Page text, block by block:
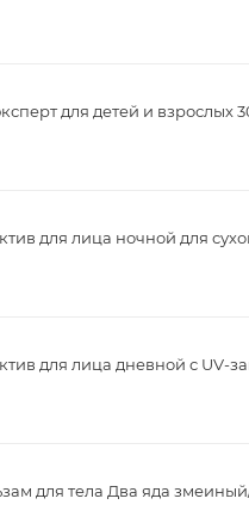
для детей и взрослых
для лица ночной для
для лица дневной с UV-
для тела Два яда